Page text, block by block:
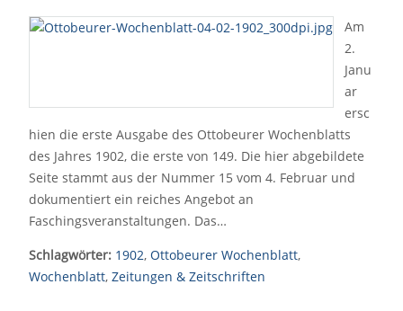
Am
2.
Janu
ar
ersc
hien die erste Ausgabe des Ottobeurer Wochenblatts
des Jahres 1902, die erste von 149. Die hier abgebildete
Seite stammt aus der Nummer 15 vom 4. Februar und
dokumentiert ein reiches Angebot an
Faschingsveranstaltungen. Das…
Schlagwörter: 1902, Ottobeurer Wochenblatt,
Wochenblatt, Zeitungen & Zeitschriften